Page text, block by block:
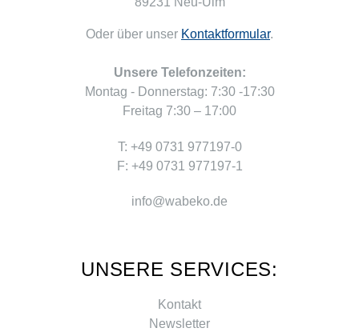
Oder über unser Kontaktformular.
Unsere Telefonzeiten:
Montag - Donnerstag: 7:30 -17:30
Freitag 7:30 – 17:00
T: +49 0731 977197-0
F: +49 0731 977197-1
info@wabeko.de
UNSERE SERVICES:
Kontakt
Newsletter